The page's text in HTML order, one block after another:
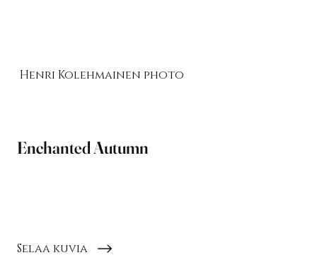
Selaa kuvia
Henri Kolehmainen photo
Enchanted Autumn